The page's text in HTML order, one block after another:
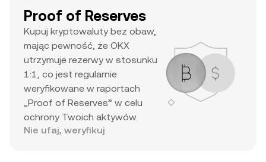
Proof of Reserves
Kupuj kryptowaluty bez obaw,
mając pewność, że OKX
utrzymuje rezerwy w stosunku
1:1, co jest regularnie
weryfikowane w raportach
„Proof of Reserves” w celu
ochrony Twoich aktywów.
Nie ufaj, weryfikuj